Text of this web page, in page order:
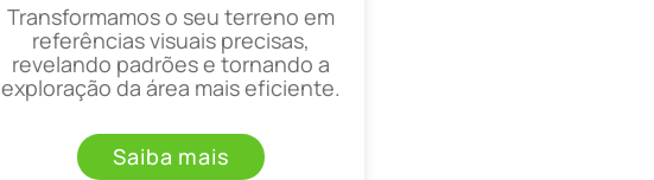
Transformamos o seu terreno em
referências visuais precisas,
revelando padrões e tornando a
exploração da área mais eficiente.
Saiba mais